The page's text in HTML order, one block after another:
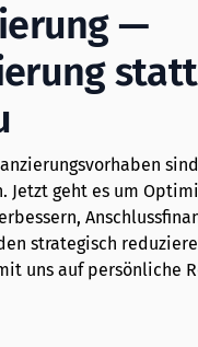
—
statt
Jetzt geht es um
strategisch
uns auf persönliche